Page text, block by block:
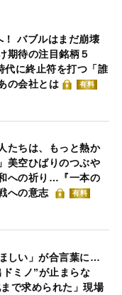
バブルはまだ崩壊
期待の注目銘柄５
代に終止符を打つ「誰
の会社とは
有料
たちは、もっと熱か
美空ひばりのつぶや
への祈り…『一本の
への意志
有料
しい」が合言葉に…
ミノ”が止まらな
で求められた」現場